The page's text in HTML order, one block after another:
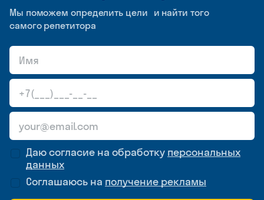
Мы поможем определить цели и найти того
самого репетитора
Даю согласие на обработку персональных
данных
Соглашаюсь на получение рекламы